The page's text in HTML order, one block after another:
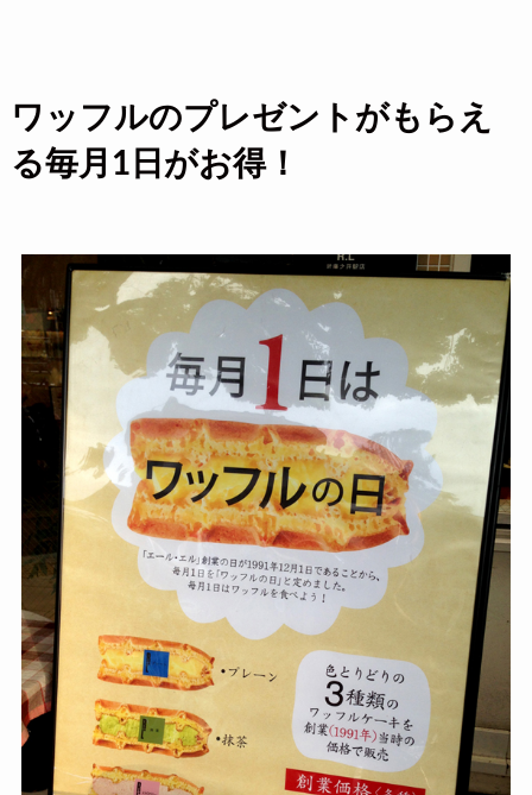
ワッフルのプレゼントがもらえ
る毎月1日がお得！